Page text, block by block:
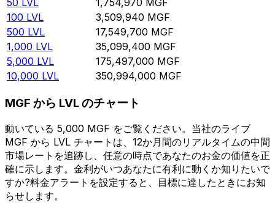
100 LVL 3,509,940 MGF
500 LVL 17,549,700 MGF
1,000 LVL 35,099,400 MGF
5,000 LVL 175,497,000 MGF
10,000 LVL 350,994,000 MGF
MGF から LVL のチャート
動いている 5,000 MGF をご覧ください。当社のライブ
MGF から LVL チャートは、12か月間のリアルタイムの中間
市場レートを追跡し、任意の時点であなたのお金の価値を正
確に示します。金利がいつあなたに有利に動くか知りたいで
すか?料金アラートを設定すると、目標に達したときにお知
らせします。